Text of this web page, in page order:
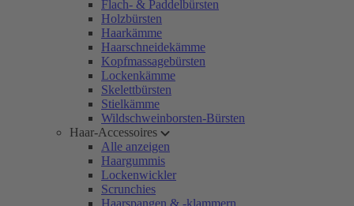
Flach- & Paddelbürsten
Holzbürsten
Haarkämme
Haarschneidekämme
Kopfmassagebürsten
Lockenkämme
Skelettbürsten
Stielkämme
Wildschweinborsten-Bürsten
Haar-Accessoires
Alle anzeigen
Haargummis
Lockenwickler
Scrunchies
Haarspangen & -klammern